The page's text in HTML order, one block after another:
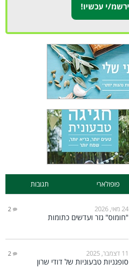
פופולארי תגובות
24 מאי, 2026 2
"חומוס" גזר ועדשים כתומות
11 דצמבר, 2025 2
סופגניות טבעוניות של דודי שרון